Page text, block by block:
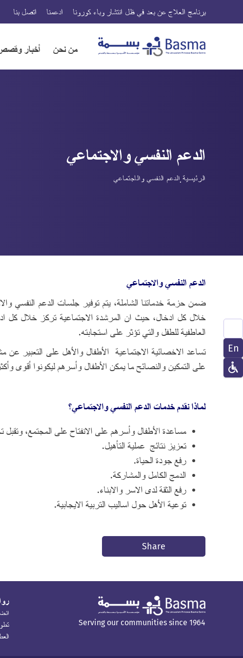
برنامج العلاج عن بعد في ظل انتشار وباء كورونا ادعمنا اتصل بنا
من نحن أخبار
En
الدعم النفسي والاجتماعي
الرئيسية الدعم النفسي والاجتماعي
الدعم النفسي والاجتماعي
ضمن حزمة خدماتنا الشاملة، يتم توفير جلسات الدعم النفسي
خلال كل ادخال، حيث ان المرشدة الاجتماعية تركز خلال كل
العاطفية للطفل والتي تؤثر على استجابته.
تساعد الاخصائية الاجتماعية الأطفال والأهل على التعبير عن
على التمكين والنصائحما يمكن الأطفال وأسرهم ليكونوا أقوى
لماذا نقدم خدمات الدعم النفسي والاجتماعي؟
مساعدة الأطفال وأسرهم على الانفتاح على المجتمع، وتقبل
تعزيز نتائج عملية التأهيل.
رفع جودة الحياة.
الدمج الكامل والمشاركة.
رفع الثقة لدى الاسر والابناء.
توعية الأهل حول اساليب التربية الايجابية.
Share
Serving our communities since 1964